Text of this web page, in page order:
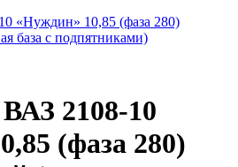
2108-10
(фаза 280)